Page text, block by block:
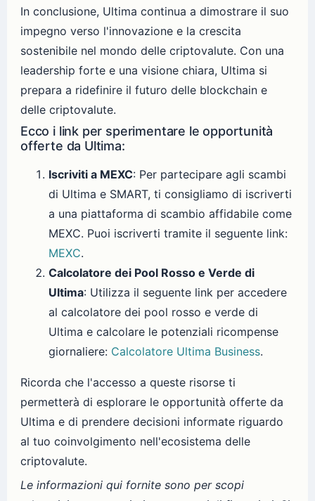
In conclusione, Ultima continua a dimostrare il suo
impegno verso l'innovazione e la crescita
sostenibile nel mondo delle criptovalute. Con una
leadership forte e una visione chiara, Ultima si
prepara a ridefinire il futuro delle blockchain e
delle criptovalute.
Ecco i link per sperimentare le opportunità
offerte da Ultima:
Iscriviti a MEXC: Per partecipare agli scambi
di Ultima e SMART, ti consigliamo di iscriverti
a una piattaforma di scambio affidabile come
MEXC. Puoi iscriverti tramite il seguente link:
MEXC.
Calcolatore dei Pool Rosso e Verde di
Ultima: Utilizza il seguente link per accedere
al calcolatore dei pool rosso e verde di
Ultima e calcolare le potenziali ricompense
giornaliere: Calcolatore Ultima Business.
Ricorda che l'accesso a queste risorse ti
permetterà di esplorare le opportunità offerte da
Ultima e di prendere decisioni informate riguardo
al tuo coinvolgimento nell'ecosistema delle
criptovalute.
Le informazioni qui fornite sono per scopi